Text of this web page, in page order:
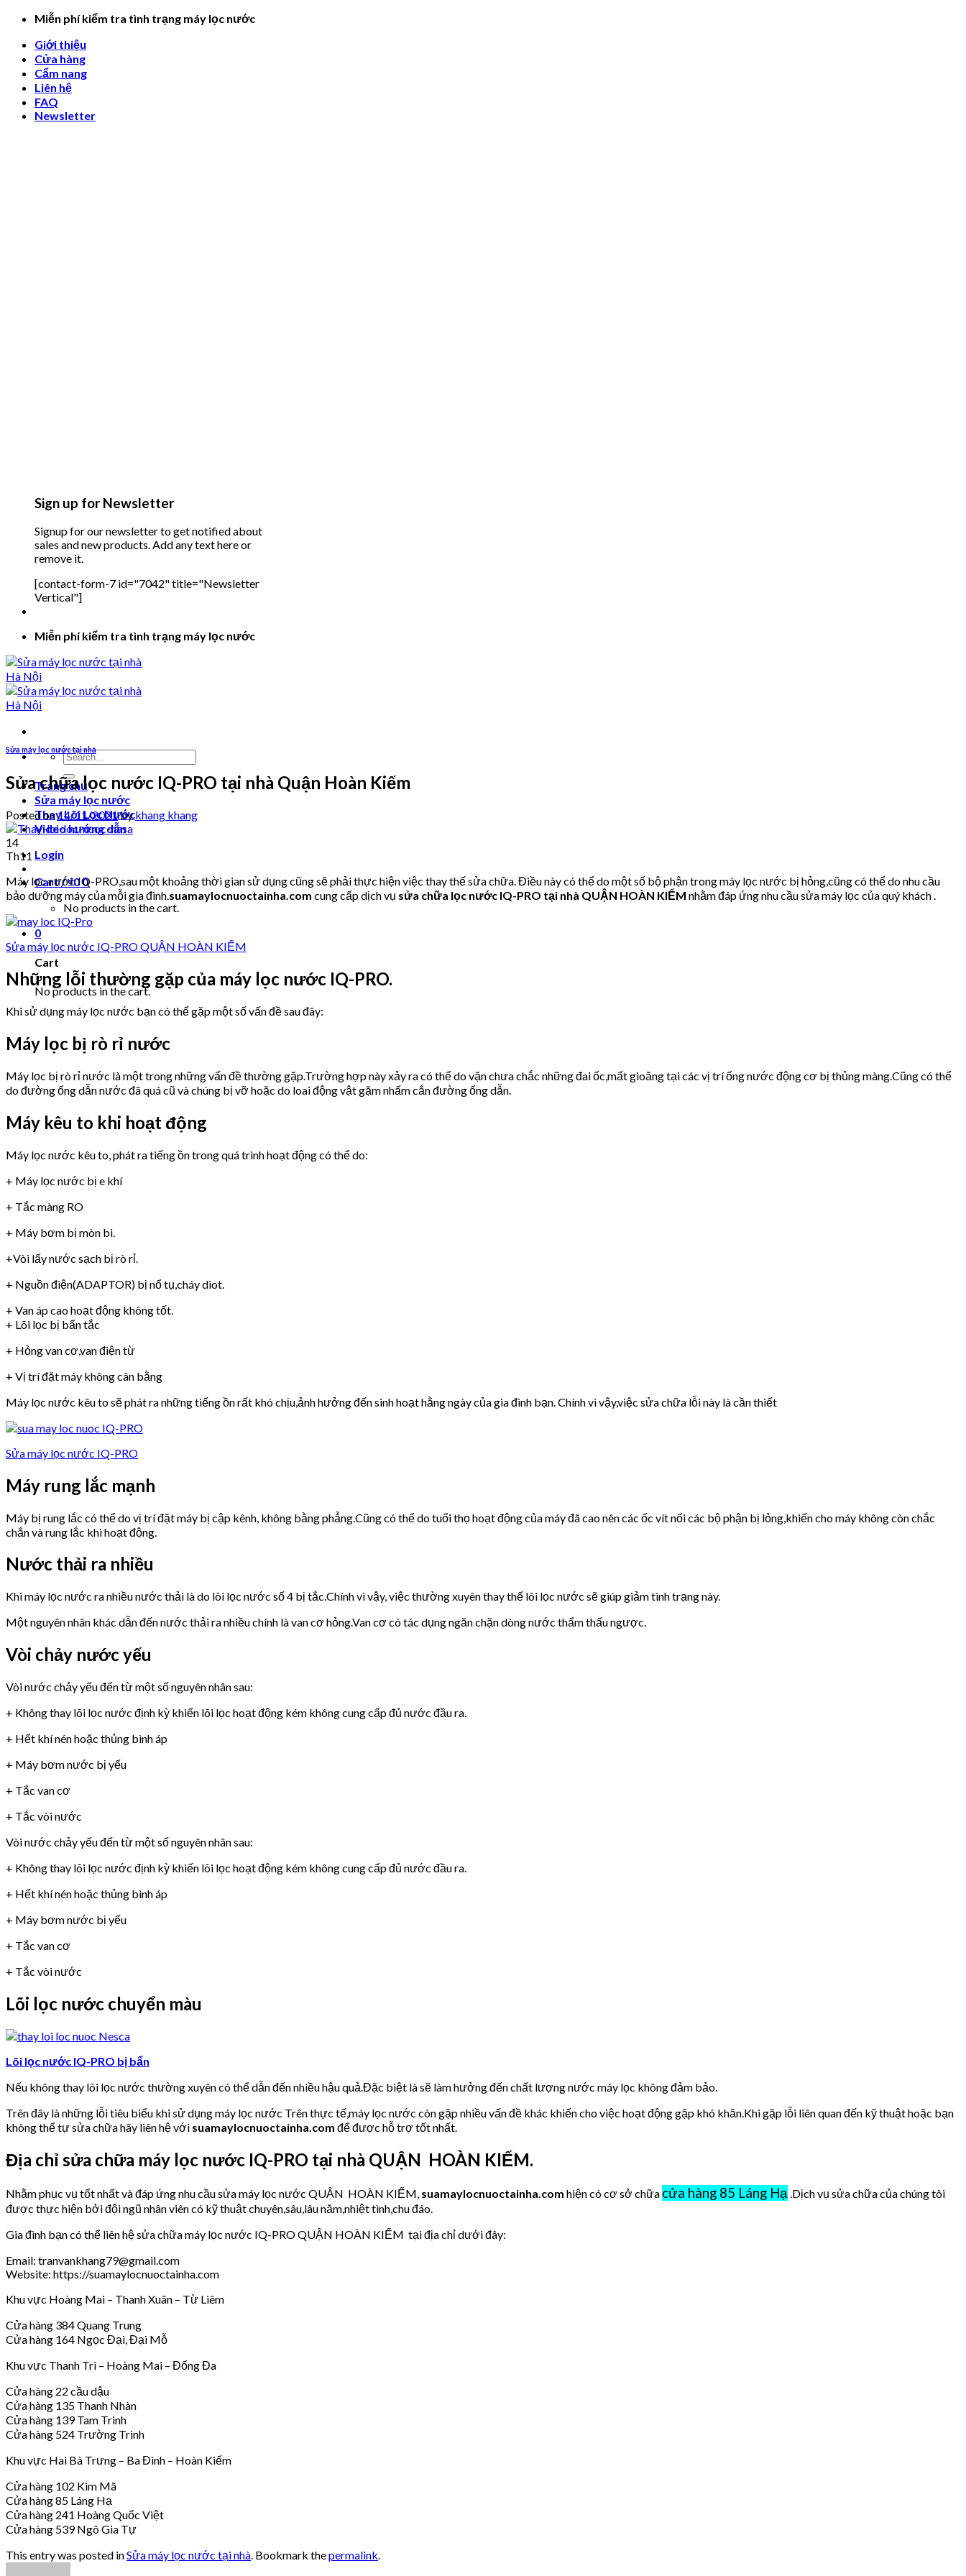
Skip
content
Miễn phí kiểm tra tình trạng máy lọc nước
Giới thiệu
Cửa hàng
Cẩm nang
Liên hệ
FAQ
Newsletter
Sign up for Newsletter
Signup for our newsletter to get notified about
sales and new products. Add any text here or
remove it.
[contact-form-7 id="7042" title="Newsletter
Vertical"]
Miễn phí kiểm tra tình trạng máy lọc nước
Search
for:
Trang chủ
Sửa máy lọc nước
Thay Lõi Lọc Nước
Video hướng dẫn
Login
Cart /₫00
No products in the cart.
0
Cart
No products in the cart.
Sửa máy lọc nước tại nhà
Sửa chữa lọc nước IQ-PRO tại nhà Quận Hoàn Kiếm
Posted on14/11/2021bykhang khang
14
Th11
Máy lọc nước IQ-PRO,sau một khoảng thời gian sử dụng cũng sẽ phải thực hiện việc thay thế sửa chữa. Điều này có thể do một số bộ phận trong máy lọc nước bị hỏng,cũng có thể do nhu cầu
bảo dưỡng máy của mỗi gia đình.suamaylocnuoctainha.com cung cấp dịch vụ sửa chữa lọc nước IQ-PRO tại nhà QUẬN HOÀN KIẾM nhằm đáp ứng nhu cầu sửa máy lọc của quý khách .
Sửa máy lọc nước IQ-PRO QUẬN HOÀN KIẾM
Những lỗi thường gặp của máy lọc nước IQ-PRO.
Khi sử dụng máy lọc nước bạn có thể gặp một số vấn đề sau đây:
Máy lọc bị rò rỉ nước
Máy lọc bị rò rỉ nước là một trong những vấn đề thường gặp.Trường hợp này xảy ra có thể do vặn chưa chắc những đai ốc,mất gioăng tại các vị trí ống nước động cơ bị thủng màng.Cũng có thể
do đường ống dẫn nước đã quá cũ và chúng bị vỡ hoặc do loai động vật gặm nhấm cắn đường ống dẫn.
Máy kêu to khi hoạt động
Máy lọc nước kêu to, phát ra tiếng ồn trong quá trình hoạt động có thể do:
+ Máy lọc nước bị e khí
+ Tắc màng RO
+ Máy bơm bị mòn bi.
+Vòi lấy nước sạch bị rò rỉ.
+ Nguồn điện(ADAPTOR) bị nổ tụ,cháy diot.
+ Van áp cao hoạt động không tốt.
+ Lõi lọc bị bẩn tắc
+ Hỏng van cơ,van điện từ
+ Vị trí đặt máy không cân bằng
Máy lọc nước kêu to sẽ phát ra những tiếng ồn rất khó chịu,ảnh hưởng đến sinh hoạt hằng ngày của gia đình bạn. Chính vì vậy,việc sửa chữa lỗi này là cần thiết
Sửa máy lọc nước IQ-PRO
Máy rung lắc mạnh
Máy bị rung lắc có thể do vị trí đặt máy bị cập kênh, không bằng phẳng.Cũng có thể do tuổi thọ hoạt động của máy đã cao nên các ốc vít nối các bộ phận bị lỏng,khiến cho máy không còn chắc
chắn và rung lắc khi hoạt động.
Nước thải ra nhiều
Khi máy lọc nước ra nhiều nước thải là do lõi lọc nước số 4 bị tắc.Chính vì vậy, việc thường xuyên thay thế lõi lọc nước sẽ giúp giảm tình trạng này.
Một nguyên nhân khác dẫn đến nước thải ra nhiều chính là van cơ hỏng.Van cơ có tác dụng ngăn chặn dòng nước thẩm thấu ngược.
Vòi chảy nước yếu
Vòi nước chảy yếu đến từ một số nguyên nhân sau:
+ Không thay lõi lọc nước định kỳ khiến lõi lọc hoạt động kém không cung cấp đủ nước đầu ra.
+ Hết khí nén hoặc thủng bình áp
+ Máy bơm nước bị yếu
+ Tắc van cơ
+ Tắc vòi nước
Vòi nước chảy yếu đến từ một số nguyên nhân sau:
+ Không thay lõi lọc nước định kỳ khiến lõi lọc hoạt động kém không cung cấp đủ nước đầu ra.
+ Hết khí nén hoặc thủng bình áp
+ Máy bơm nước bị yếu
+ Tắc van cơ
+ Tắc vòi nước
Lõi lọc nước chuyển màu
Lõi lọc nước IQ-PRO bị bẩn
Nếu không thay lõi lọc nước thường xuyên có thể dẫn đến nhiều hậu quả.Đặc biệt là sẽ làm hưởng đến chất lượng nước máy lọc không đảm bảo.
Trên đây là những lỗi tiêu biểu khi sử dụng máy lọc nước Trên thực tế,máy lọc nước còn gặp nhiều vấn đề khác khiến cho việc hoạt động gặp khó khăn.Khi gặp lỗi liên quan đến kỹ thuật hoặc bạn
không thể tự sửa chữa hãy liên hệ với suamaylocnuoctainha.com để được hỗ trợ tốt nhất.
Địa chỉ sửa chữa máy lọc nước IQ-PRO tại nhà QUẬN HOÀN KIẾM.
Nhằm phục vụ tốt nhất và đáp ứng nhu cầu sửa máy lọc nước QUẬN HOÀN KIẾM, suamaylocnuoctainha.com hiện có cơ sở chữa cửa hàng 85 Láng Hạ .Dịch vụ sửa chữa của chúng tôi
được thực hiện bởi đội ngũ nhân viên có kỹ thuật chuyên,sâu,lâu năm,nhiệt tình,chu đáo.
Gia đình bạn có thể liên hệ sửa chữa máy lọc nước IQ-PRO QUẬN HOÀN KIẾM tại địa chỉ dưới đây:
Email: tranvankhang79@gmail.com
Website: https://suamaylocnuoctainha.com
Khu vực Hoàng Mai – Thanh Xuân – Từ Liêm
Cửa hàng 384 Quang Trung
Cửa hàng 164 Ngọc Đại, Đại Mỗ
Khu vực Thanh Trì – Hoàng Mai – Đống Đa
Cửa hàng 22 cầu dậu
Cửa hàng 135 Thanh Nhàn
Cửa hàng 139 Tam Trinh
Cửa hàng 524 Trường Trinh
Khu vực Hai Bà Trưng – Ba Đình – Hoàn Kiếm
Cửa hàng 102 Kim Mã
Cửa hàng 85 Láng Hạ
Cửa hàng 241 Hoàng Quốc Việt
Cửa hàng 539 Ngô Gia Tự
This entry was posted inSửa máy lọc nước tại nhà . Bookmark thepermalink